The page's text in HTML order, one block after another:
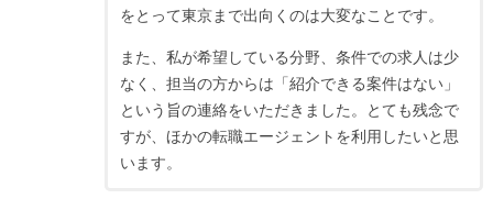
をとって東京まで出向くのは大変なことです。
また、私が希望している分野、条件での求人は少
なく、担当の方からは「紹介できる案件はない」
という旨の連絡をいただきました。とても残念で
すが、ほかの転職エージェントを利用したいと思
います。